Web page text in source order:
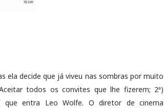
ela decide que já viveu nas sombras por muito
todos os convites que lhe fizerem; 2ª)
entra Leo Wolfe. O diretor de cinema